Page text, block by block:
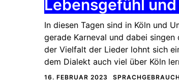
Lebensgefühl
In diesen Tagen sind in Köln und
gerade Karneval und dabei
der Vielfalt der Lieder lohnt sich
dem Dialekt auch viel über Köln
16. FEBRUAR 2023 SPRACHGEBRAUCH